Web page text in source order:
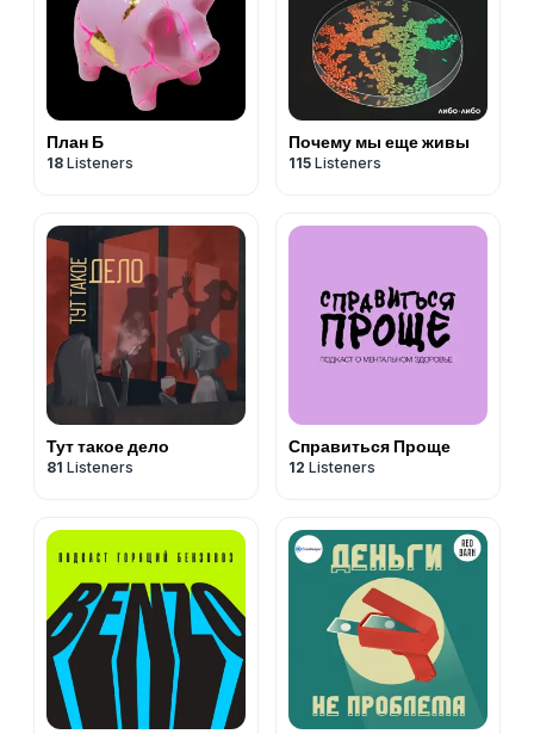
План Б
18 Listeners
Почему мы еще живы
115 Listeners
Тут такое дело
81 Listeners
Справиться Проще
12 Listeners